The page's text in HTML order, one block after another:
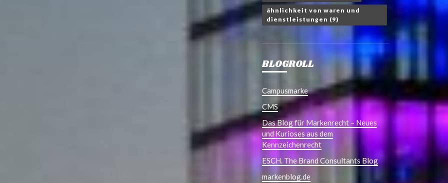
ähnlichkeit von waren und
dienstleistungen (9)
BLOGROLL
Campusmarke
CMS
Das Blog für Markenrecht – Neues
und Kurioses aus dem
Kennzeichenrecht
ESCH. The Brand Consultants Blog
markenblog.de